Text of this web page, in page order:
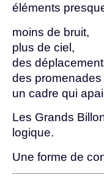
éléments
moins de bruit,
plus de ciel,
des
des
un cadre qui
Les Grands
logique.
Une forme de